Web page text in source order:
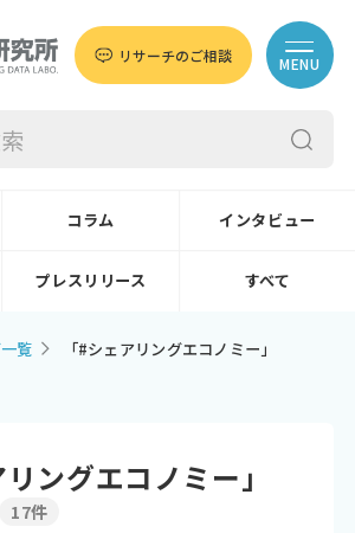
リサーチのご相談 MENU
コラム インタビュー
プレスリリース すべて
覧 「#シェアリングエコノミー」
リングエコノミー」
17件